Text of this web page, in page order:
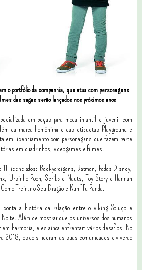
o portfólio da companhia, que atua com personagens
das sagas serão lançados nos próximos anos
em peças para moda infantil e juvenil com
da marca homônima e das etiquetas Playground e
em licenciamento com personagens que fazem parte
em quadrinhos, videogames e filmes.
licenciados: Backyardigans, Batman, Fadas Disney,
Ursinho Pooh, Scribble Nauts, Toy Story e Hannah
Treinar o Seu Dragão e Kunf Fu Panda.
conta a história da relação entre o viking Soluço e
Noite. Além de mostrar que os universos dos humanos
em harmonia, eles ainda enfrentam vários desafios. No
2018, os dois lideram as suas comunidades e viverão